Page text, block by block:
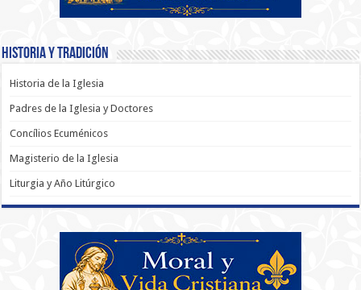
Historia y Tradición
Historia de la Iglesia
Padres de la Iglesia y Doctores
Concílios Ecuménicos
Magisterio de la Iglesia
Liturgia y Año Litúrgico